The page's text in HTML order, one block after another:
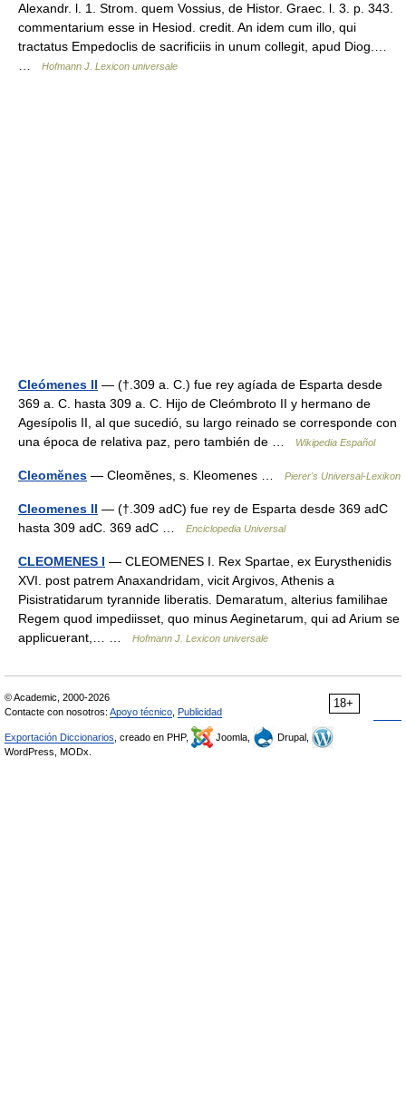
Alexandr. l. 1. Strom. quem Vossius, de Histor. Graec. l. 3. p. 343.
commentarium esse in Hesiod. credit. An idem cum illo, qui
tractatus Empedoclis de sacrificiis in unum collegit, apud Diog.…
Hofmann J. Lexicon universale
Cleómenes II — (†.309 a. C.) fue rey agíada de Esparta desde
369 a. C. hasta 309 a. C. Hijo de Cleómbroto II y hermano de
Agesípolis II, al que sucedió, su largo reinado se corresponde con
una época de relativa paz, pero también de …
Wikipedia Español
Cleomĕnes — Cleomĕnes, s. Kleomenes … Pierer's Universal-Lexikon
Cleomenes II — (†.309 adC) fue rey de Esparta desde 369 adC
hasta 309 adC. 369 adC …
Enciclopedia Universal
CLEOMENES I — CLEOMENES I. Rex Spartae, ex Eurysthenidis
XVI. post patrem Anaxandridam, vicit Argivos, Athenis a
Pisistratidarum tyrannide liberatis. Demaratum, alterius familihae
Regem quod impediisset, quo minus Aeginetarum, qui ad Arium se
applicuerant,… …
Hofmann J. Lexicon universale
18+
© Academic, 2000-2026
Contacte con nosotros: Apoyo técnico Publicidad
Exportación Diccionarios , creado en PHP, Joomla,
Drupal,
WordPress, MODx.